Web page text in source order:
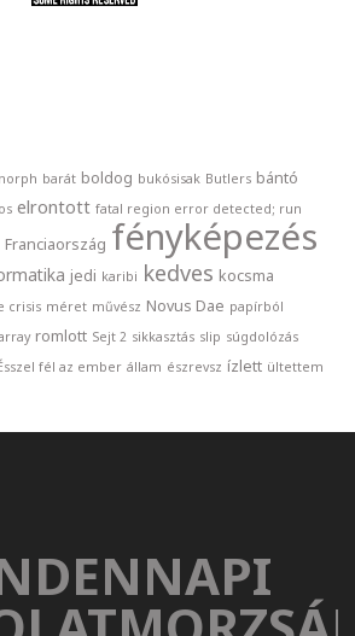
barát boldog bukósisak Butlers bántó
elrontott fatal region error detected; run
Franciaország fényképezés
jedi karibi kedves kocsma
crisis méret művész Novus Dae papírból
romlott Sejt 2 sikkasztás slip súgdolózás
fél az ember állam észrevsz ízlett ültettem